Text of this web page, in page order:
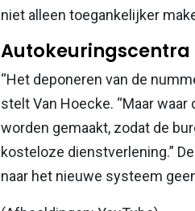
niet alleen toegankelijker
Autokeuringscentra
“Het deponeren van de
stelt Van Hoecke. “Maar
worden gemaakt, zodat de
kosteloze dienstverlening.”
naar het nieuwe systeem